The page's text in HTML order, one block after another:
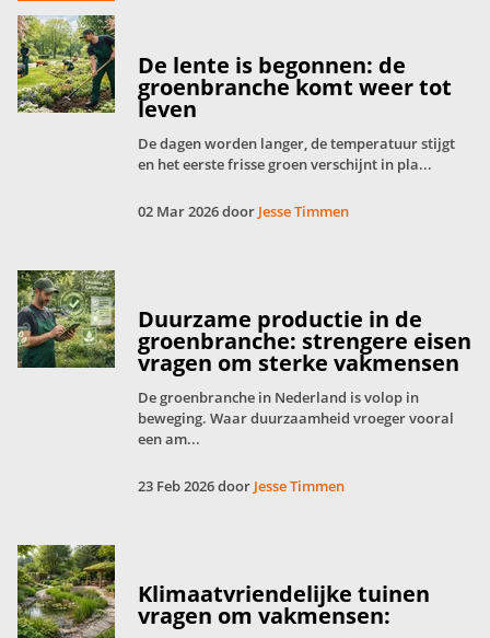
De lente is begonnen: de
groenbranche komt weer tot
leven
De dagen worden langer, de temperatuur stijgt
en het eerste frisse groen verschijnt in pla...
02 Mar 2026 door Jesse Timmen
Duurzame productie in de
groenbranche: strengere eisen
vragen om sterke vakmensen
De groenbranche in Nederland is volop in
beweging. Waar duurzaamheid vroeger vooral
een am...
23 Feb 2026 door Jesse Timmen
Klimaatvriendelijke tuinen
vragen om vakmensen: